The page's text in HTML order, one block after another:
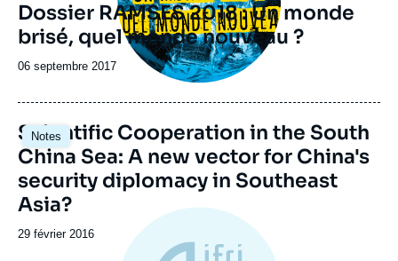
Dossier RAMSES 2018 : Un monde
brisé, quel monde nouveau ?
Date
publication
06 septembre 2017
Notes
Image
principale
Scientific Cooperation in the South
China Sea: A new vector for China's
security diplomacy in Southeast
Asia?
Date
29 février 2016